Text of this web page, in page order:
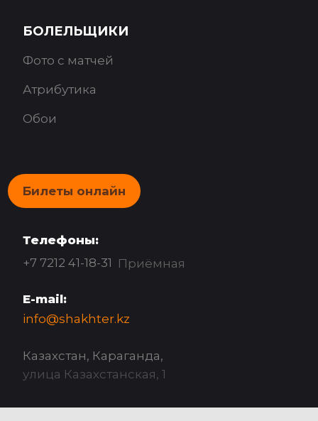
БОЛЕЛЬЩИКИ
Фото с матчей
Атрибутика
Обои
Билеты онлайн
Телефоны:
+7 7212 41-18-31 Приёмная
E-mail:
info@shakhter.kz
Казахстан, Караганда,
улица Казахстанская, 1